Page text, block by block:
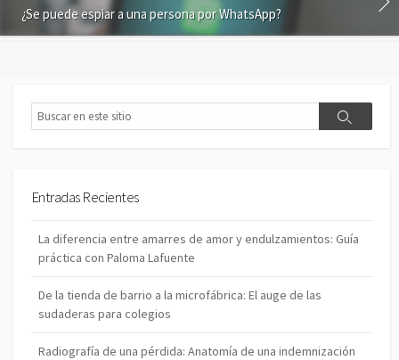
o
m
t
r
¿Se puede espiar a una persona por WhatsApp?
B
u
r
B
Entradas Recientes
La diferencia entre amarres de amor y endulzamientos: Guía
práctica con Paloma Lafuente
De la tienda de barrio a la microfábrica: El auge de las
sudaderas para colegios
Radiografía de una pérdida: Anatomía de una indemnización